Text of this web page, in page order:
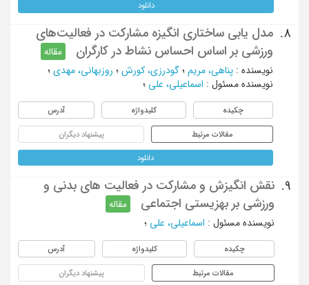
دانلود
8.
مدل یابی ساختاری انگیزه مشارکت در فعالیت‌های
ورزشی بر اساس احساس نشاط در کارگران
مقاله
نویسنده : پناهی، مریم ؛ گودرزی، کورش ؛ روزبهانی، مهدی ؛
نویسنده مسئول : اسماعیلی، علی ؛
چکیده کلیدواژه آدرس
مقالات مرتبط پیشنهاد دیگران
دانلود
9.
نقش انگیزش و مشارکت در فعالیت های بدنی و
ورزشی بر بهزیستی اجتماعی
مقاله
نویسنده مسئول : اسماعیلی، علی ؛
چکیده کلیدواژه آدرس
مقالات مرتبط پیشنهاد دیگران